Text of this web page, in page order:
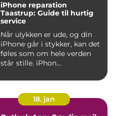
iPhone reparation
Taastrup: Guide til hurtig
service
Når ulykken er ude, og din
iPhone går i stykker, kan det
føles som om hele verden
står stille. iPhon...
18. jan